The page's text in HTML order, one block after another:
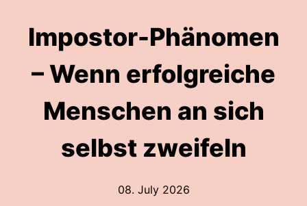
Impostor-Phänomen
– Wenn erfolgreiche
Menschen an sich
selbst zweifeln
08. July 2026